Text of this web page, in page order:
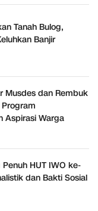
Tanah Bulog,
Banjir
Musdes dan Rembuk
Aspirasi Warga
HUT IWO ke-
dan Bakti Sosial